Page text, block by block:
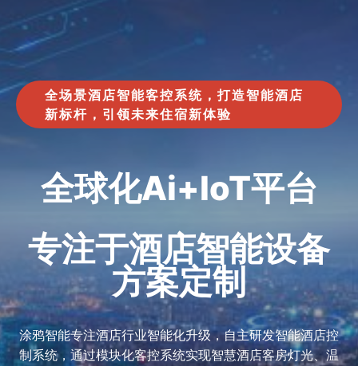
全场景酒店智能客控系统，打造智能酒店
新标杆，引领未来住宿新体验
全球化Ai+IoT平台
专注于酒店智能设备
方案定制
‌涂鸦智能‌专注酒店行业智能化升级，自主研发‌智能酒店控
制系统‌，通过模块化‌客控系统‌实现‌智慧酒店客房‌灯光、温